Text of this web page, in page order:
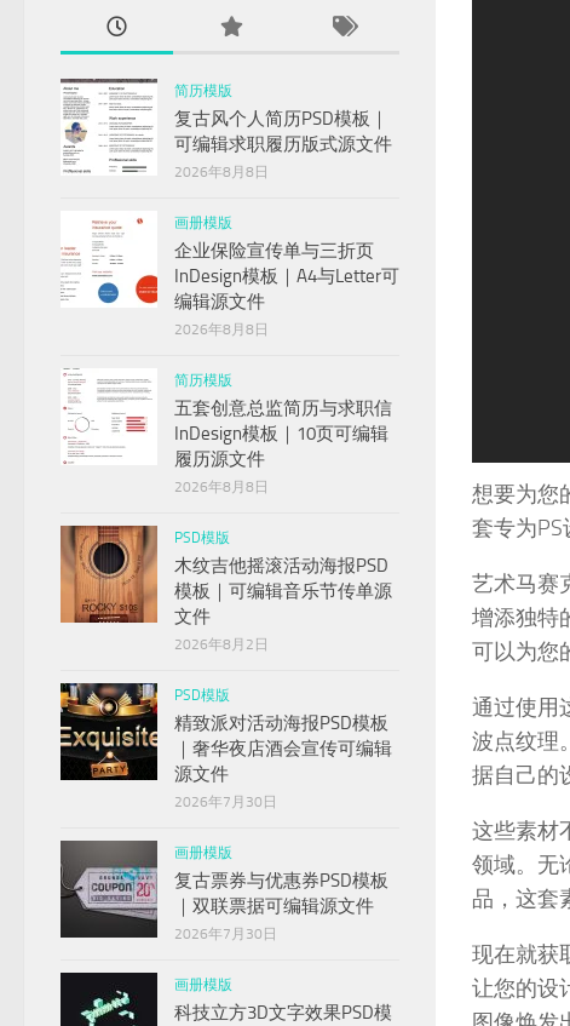
想要为您
套专为
艺术马赛
增添独特
可以为您
通过使用
波点纹理
据自己的
这些素材
领域。无
品，这套
现在就获
让您的设
简历模版
复古风个人简历PSD模板｜
可编辑求职履历版式源文件
2026年8月8日
画册模版
企业保险宣传单与三折页
InDesign模板｜A4与Letter可
编辑源文件
2026年8月8日
简历模版
五套创意总监简历与求职信
InDesign模板｜10页可编辑
履历源文件
2026年8月8日
PSD模版
木纹吉他摇滚活动海报PSD
模板｜可编辑音乐节传单源
文件
2026年8月2日
PSD模版
精致派对活动海报PSD模板
｜奢华夜店酒会宣传可编辑
源文件
2026年7月30日
画册模版
复古票券与优惠券PSD模板
｜双联票据可编辑源文件
2026年7月30日
画册模版
科技立方3D文字效果PSD模